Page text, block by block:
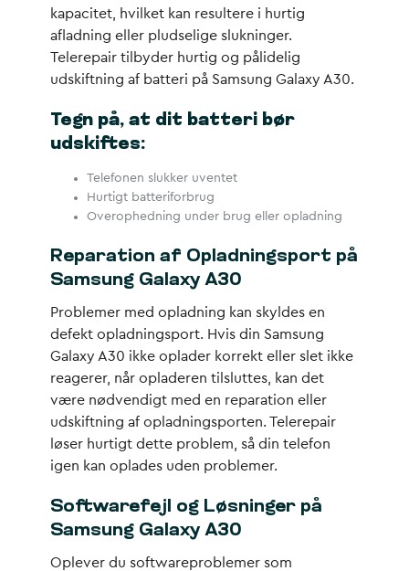
kapacitet, hvilket kan resultere i hurtig
afladning eller pludselige slukninger.
Telerepair tilbyder hurtig og pålidelig
udskiftning af batteri på Samsung Galaxy A30.
Tegn på, at dit batteri bør
udskiftes:
Telefonen slukker uventet
Hurtigt batteriforbrug
Overophedning under brug eller opladning
Reparation af Opladningsport på
Samsung Galaxy A30
Problemer med opladning kan skyldes en
defekt opladningsport. Hvis din Samsung
Galaxy A30 ikke oplader korrekt eller slet ikke
reagerer, når opladeren tilsluttes, kan det
være nødvendigt med en reparation eller
udskiftning af opladningsporten. Telerepair
løser hurtigt dette problem, så din telefon
igen kan oplades uden problemer.
Softwarefejl og Løsninger på
Samsung Galaxy A30
Oplever du softwareproblemer som